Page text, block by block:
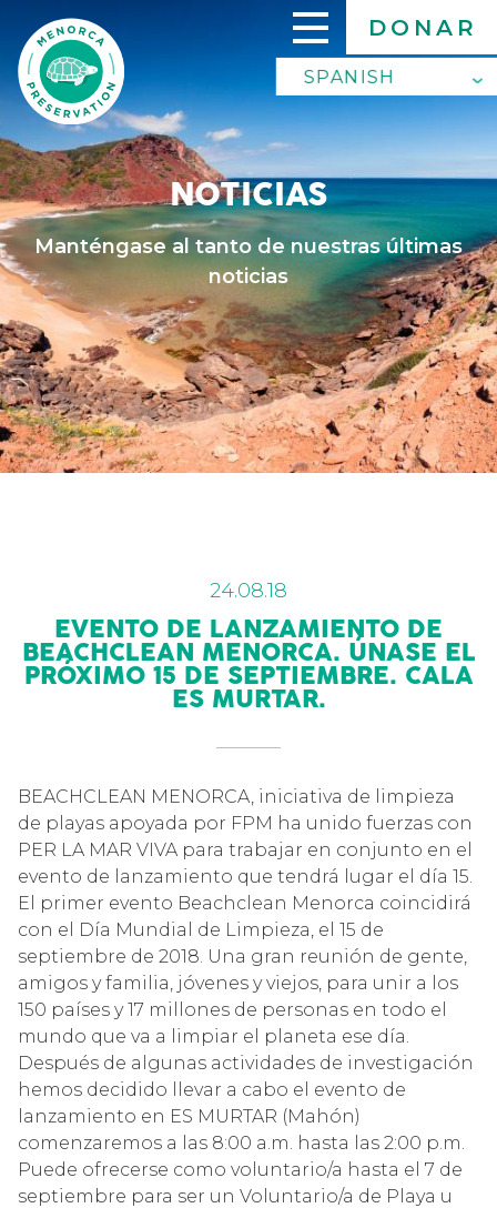
main
content
DONAR
SPANISH
SPANISH
ENGLISH
NOTICIAS
Manténgase al tanto de nuestras últimas
noticias
EVENTO DE LANZAMIENTO DE
BEACHCLEAN MENORCA. ÚNASE EL
PRÓXIMO 15 DE SEPTIEMBRE. CALA
ES MURTAR.
24.08.18
BEACHCLEAN MENORCA, iniciativa de limpieza
de playas apoyada por FPM ha unido fuerzas con
PER LA MAR VIVA para trabajar en conjunto en el
evento de lanzamiento que tendrá lugar el día 15.
El primer evento Beachclean Menorca coincidirá
con el Día Mundial de Limpieza, el 15 de
septiembre de 2018. Una gran reunión de gente,
amigos y familia, jóvenes y viejos, para unir a los
150 países y 17 millones de personas en todo el
mundo que va a limpiar el planeta ese día.
Después de algunas actividades de investigación
hemos decidido llevar a cabo el evento de
lanzamiento en ES MURTAR (Mahón)
comenzaremos a las 8:00 a.m. hasta las 2:00 p.m.
Puede ofrecerse como voluntario/a hasta el 7 de
septiembre para ser un Voluntario/a de Playa u